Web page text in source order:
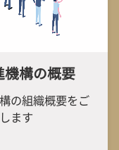
機構の概要
の組織概要をご
ます